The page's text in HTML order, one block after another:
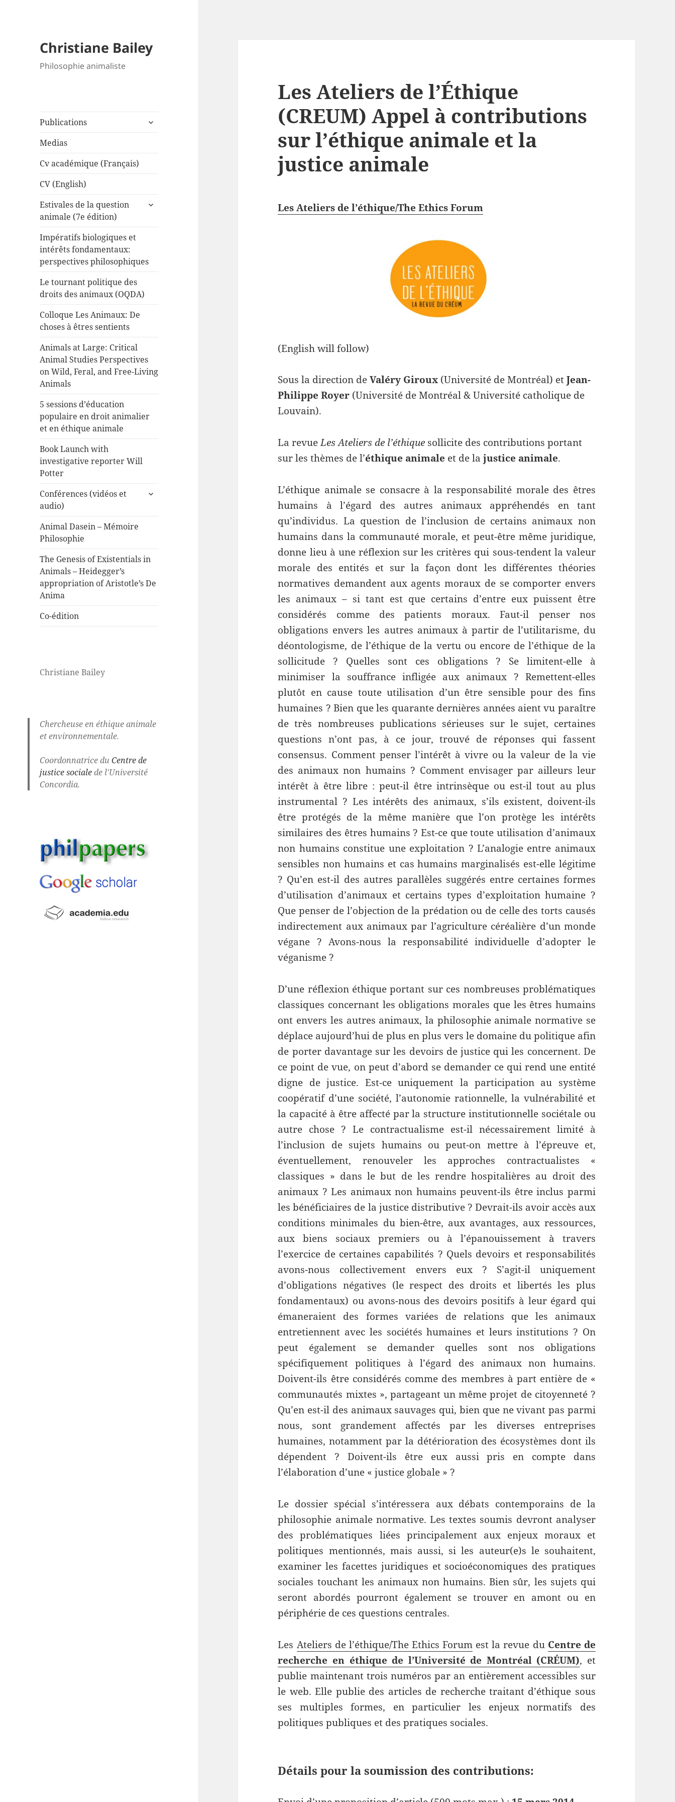
Christiane Bailey
Philosophie animaliste
Publications
expand
Medias
Cv académique (Français)
CV (English)
Estivales de la question
animale (7e édition)
expand
Impératifs biologiques et
intérêts fondamentaux:
perspectives philosophiques
Le tournant politique des
droits des animaux (OQDA)
Colloque Les Animaux: De
choses à êtres sentients
Animals at Large: Critical
Animal Studies Perspectives
on Wild, Feral, and Free-Living
Animals
5 sessions d’éducation
populaire en droit animalier
et en éthique animale
Book Launch with
investigative reporter Will
Potter
Conférences (vidéos et
audio)
expand
Animal Dasein – Mémoire
Philosophie
The Genesis of Existentials in
Animals – Heidegger’s
appropriation of Aristotle’s De
Anima
Co-édition
Christiane Bailey
Chercheuse en éthique animale
et environnementale.
Coordonnatrice duCentre de
justice socialede l'Université
Concordia.
Les Ateliers de l’Éthique
(CREUM) Appel à contributions
sur l’éthique animale et la
justice animale
Les Ateliers de l’éthique/The Ethics Forum
(English will follow)
Sous la direction deValéry Giroux(Université de Montréal) etJean-
Philippe Royer (Université de Montréal & Université catholique de
Louvain).
La revueLes Ateliers de l’éthique sollicite des contributions portant
sur les thèmes de l’éthique animale et de lajustice animale.
L’éthique animale se consacre à la responsabilité morale des êtres
humains à l’égard des autres animaux appréhendés en tant
qu’individus. La question de l’inclusion de certains animaux non
humains dans la communauté morale, et peut-être même juridique,
donne lieu à une réflexion sur les critères qui sous-tendent la valeur
morale des entités et sur la façon dont les différentes théories
normatives demandent aux agents moraux de se comporter envers
les animaux – si tant est que certains d’entre eux puissent être
considérés comme des patients moraux. Faut-il penser nos
obligations envers les autres animaux à partir de l’utilitarisme, du
déontologisme, de l’éthique de la vertu ou encore de l’éthique de la
sollicitude ? Quelles sont ces obligations ? Se limitent-elle à
minimiser la souffrance infligée aux animaux ? Remettent-elles
plutôt en cause toute utilisation d’un être sensible pour des fins
humaines ? Bien que les quarante dernières années aient vu paraître
de très nombreuses publications sérieuses sur le sujet, certaines
questions n’ont pas, à ce jour, trouvé de réponses qui fassent
consensus. Comment penser l’intérêt à vivre ou la valeur de la vie
des animaux non humains ? Comment envisager par ailleurs leur
intérêt à être libre : peut-il être intrinsèque ou est-il tout au plus
instrumental ? Les intérêts des animaux, s’ils existent, doivent-ils
être protégés de la même manière que l’on protège les intérêts
similaires des êtres humains ? Est-ce que toute utilisation d’animaux
non humains constitue une exploitation ? L’analogie entre animaux
sensibles non humains et cas humains marginalisés est-elle légitime
? Qu’en est-il des autres parallèles suggérés entre certaines formes
d’utilisation d’animaux et certains types d’exploitation humaine ?
Que penser de l’objection de la prédation ou de celle des torts causés
indirectement aux animaux par l’agriculture céréalière d’un monde
végane ? Avons-nous la responsabilité individuelle d’adopter le
véganisme ?
D’une réflexion éthique portant sur ces nombreuses problématiques
classiques concernant les obligations morales que les êtres humains
ont envers les autres animaux, la philosophie animale normative se
déplace aujourd’hui de plus en plus vers le domaine du politique afin
de porter davantage sur les devoirs de justice qui les concernent. De
ce point de vue, on peut d’abord se demander ce qui rend une entité
digne de justice. Est-ce uniquement la participation au système
coopératif d’une société, l’autonomie rationnelle, la vulnérabilité et
la capacité à être affecté par la structure institutionnelle sociétale ou
autre chose ? Le contractualisme est-il nécessairement limité à
l’inclusion de sujets humains ou peut-on mettre à l’épreuve et,
éventuellement, renouveler les approches contractualistes «
classiques » dans le but de les rendre hospitalières au droit des
animaux ? Les animaux non humains peuvent-ils être inclus parmi
les bénéficiaires de la justice distributive ? Devrait-ils avoir accès aux
conditions minimales du bien-être, aux avantages, aux ressources,
aux biens sociaux premiers ou à l’épanouissement à travers
l’exercice de certaines capabilités ? Quels devoirs et responsabilités
avons-nous collectivement envers eux ? S’agit-il uniquement
d’obligations négatives (le respect des droits et libertés les plus
fondamentaux) ou avons-nous des devoirs positifs à leur égard qui
émaneraient des formes variées de relations que les animaux
entretiennent avec les sociétés humaines et leurs institutions ? On
peut également se demander quelles sont nos obligations
spécifiquement politiques à l’égard des animaux non humains.
Doivent-ils être considérés comme des membres à part entière de «
communautés mixtes », partageant un même projet de citoyenneté ?
Qu’en est-il des animaux sauvages qui, bien que ne vivant pas parmi
nous, sont grandement affectés par les diverses entreprises
humaines, notamment par la détérioration des écosystèmes dont ils
dépendent ? Doivent-ils être eux aussi pris en compte dans
l’élaboration d’une « justice globale » ?
Le dossier spécial s’intéressera aux débats contemporains de la
philosophie animale normative. Les textes soumis devront analyser
des problématiques liées principalement aux enjeux moraux et
politiques mentionnés, mais aussi, si les auteur(e)s le souhaitent,
examiner les facettes juridiques et socioéconomiques des pratiques
sociales touchant les animaux non humains. Bien sûr, les sujets qui
seront abordés pourront également se trouver en amont ou en
périphérie de ces questions centrales.
Les Ateliers de l’éthique/The Ethics Forum est la revue du Centre de
recherche en éthique de l’Université de Montréal (CRÉUM), et
publie maintenant trois numéros par an entièrement accessibles sur
le web. Elle publie des articles de recherche traitant d’éthique sous
ses multiples formes, en particulier les enjeux normatifs des
politiques publiques et des pratiques sociales.
Détails pour la soumission des contributions: